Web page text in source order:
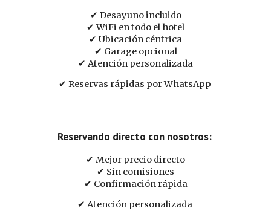
✔ Desayuno incluido
✔ WiFi en todo el hotel
✔ Ubicación céntrica
✔ Garage opcional
✔ Atención personalizada
✔ Reservas rápidas por WhatsApp
Reservando directo con nosotros:
✔ Mejor precio directo
✔ Sin comisiones
✔ Confirmación rápida
✔ Atención personalizada